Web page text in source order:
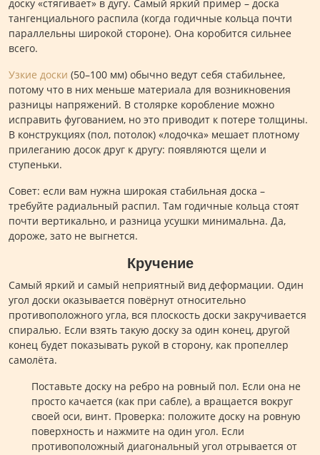
доску «стягивает» в дугу. Самый яркий пример – доска
тангенциального распила (когда годичные кольца почти
параллельны широкой стороне). Она коробится сильнее
всего.
Узкие доски (50–100 мм) обычно ведут себя стабильнее,
потому что в них меньше материала для возникновения
разницы напряжений. В столярке коробление можно
исправить фугованием, но это приводит к потере толщины.
В конструкциях (пол, потолок) «лодочка» мешает плотному
прилеганию досок друг к другу: появляются щели и
ступеньки.
Совет: если вам нужна широкая стабильная доска –
требуйте радиальный распил. Там годичные кольца стоят
почти вертикально, и разница усушки минимальна. Да,
дороже, зато не выгнется.
Кручение
Самый яркий и самый неприятный вид деформации. Один
угол доски оказывается повёрнут относительно
противоположного угла, вся плоскость доски закручивается
спиралью. Если взять такую доску за один конец, другой
конец будет показывать рукой в сторону, как пропеллер
самолёта.
Поставьте доску на ребро на ровный пол. Если она не
просто качается (как при сабле), а вращается вокруг
своей оси, винт. Проверка: положите доску на ровную
поверхность и нажмите на один угол. Если
противоположный диагональный угол отрывается от